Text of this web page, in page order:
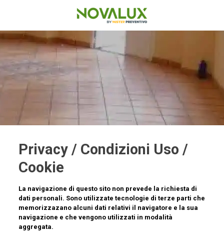
Privacy / Condizioni Uso /
Cookie
La navigazione di questo sito non prevede la richiesta di
dati personali. Sono utilizzate tecnologie di terze parti che
memorizzazano alcuni dati relativi il navigatore e la sua
navigazione e che vengono utilizzati in modalità
aggregata.